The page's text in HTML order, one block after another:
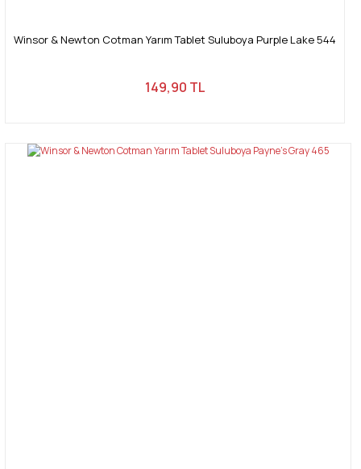
Winsor & Newton Cotman Yarım Tablet Suluboya Purple Lake 544
149,90 TL